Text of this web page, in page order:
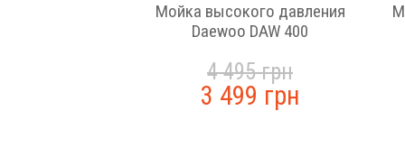
Мойка высокого давления
Daewoo DAW 400
4 495 грн
3 499 грн